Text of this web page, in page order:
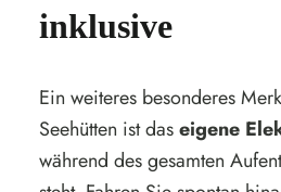
inklusive
Ein weiteres besonderes
Seehütten ist daseigene
während des gesamten